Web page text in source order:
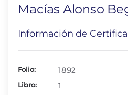
Macías Alonso
Información de
Folio: 1892
Libro: 1